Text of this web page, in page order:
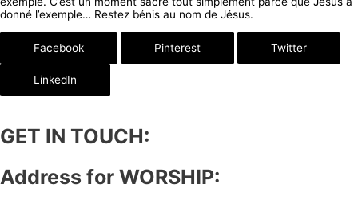
donné l’exemple… Restez bénis au nom de Jésus.
Facebook Pinterest Twitter
LinkedIn
GET IN TOUCH:
Address for WORSHIP: